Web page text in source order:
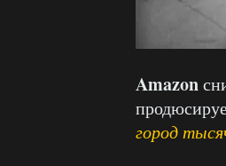
Amazon
город